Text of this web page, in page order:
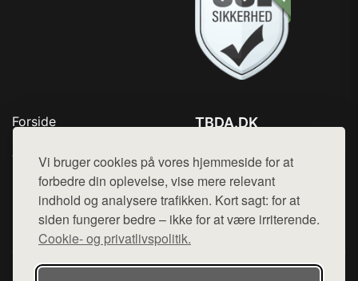
Vi bruger cookies på vores hjemmeside for at
forbedre din oplevelse, vise mere relevant
indhold og analysere trafikken. Kort sagt: for at
siden fungerer bedre – ikke for at være irriterende.
Cookie- og privatlivspolitik.
Forside
Top Rabatter
Kontakt
TBDA.DK
Mail: hej@want.dk
Cookie- og privatlivspolitik